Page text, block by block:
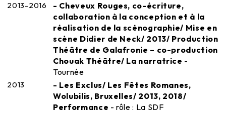
2013-2016
- Cheveux Rouges, co-écriture,
collaboration à la conception et à la
réalisation de la scénographie/ Mise en
scène Didier de Neck/ 2013/ Production
Théâtre de Galafronie – co-production
Chouak Théâtre/ La narratrice -
Tournée
2013
- Les Exclus/ Les Fêtes Romanes,
Wolubilis, Bruxelles/ 2013, 2018/
Performance - rôle : La SDF